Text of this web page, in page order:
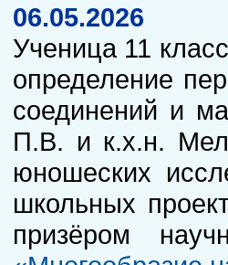
06.05.2026
Ученица 11
определение
соединений и
П.В. и к.х.н.
юношеских
школьных
призёром